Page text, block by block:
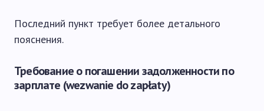
Последний пункт требует более детального
пояснения.
Требование о погашении задолженности по
зарплате (wezwanie do zapłaty)